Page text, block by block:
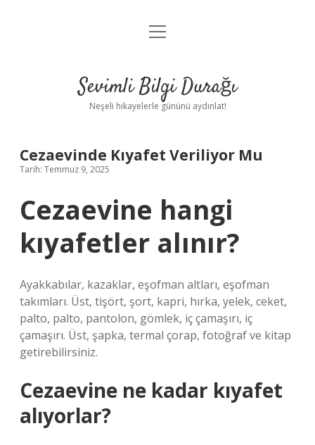
Anasayfa
Yasal Uyarı
menüyü
Sevimli Bilgi Durağı
Neşeli hikayelerle gününü aydınlat!
Cezaevinde Kıyafet Veriliyor Mu
Tarih: Temmuz 9, 2025
Cezaevine hangi
kıyafetler alınır?
Ayakkabılar, kazaklar, eşofman altları, eşofman
takımları. Üst, tişört, şort, kapri, hırka, yelek, ceket,
palto, palto, pantolon, gömlek, iç çamaşırı, iç
çamaşırı. Üst, şapka, termal çorap, fotoğraf ve kitap
getirebilirsiniz.
Cezaevine ne kadar kıyafet
alıyorlar?